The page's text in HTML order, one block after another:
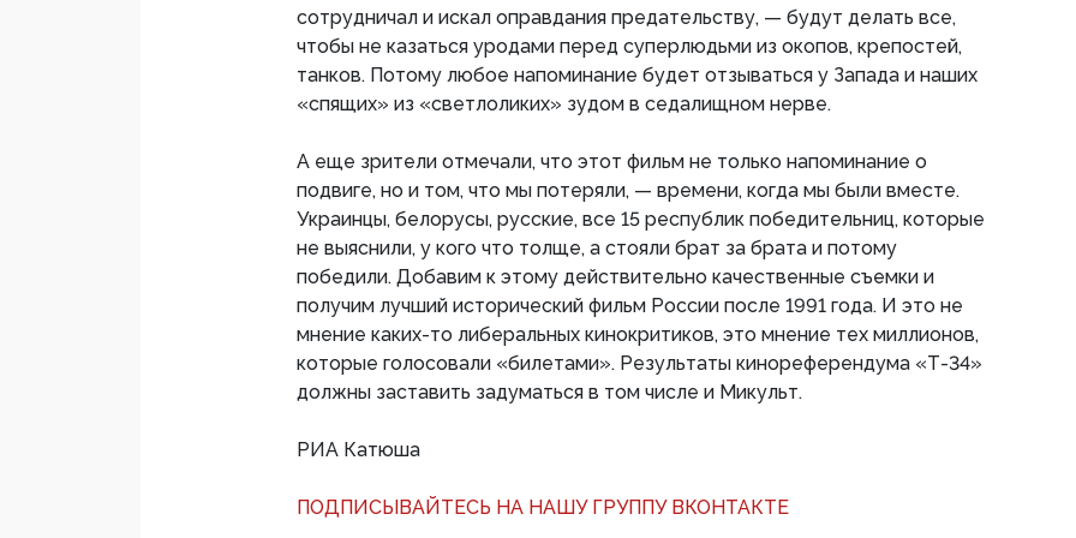
сотрудничал и искал оправдания предательству, — будут делать все,
чтобы не казаться уродами перед суперлюдьми из окопов, крепостей,
танков. Потому любое напоминание будет отзываться у Запада и наших
«спящих» из «светлоликих» зудом в седалищном нерве.
А еще зрители отмечали, что этот фильм не только напоминание о
подвиге, но и том, что мы потеряли, — времени, когда мы были вместе.
Украинцы, белорусы, русские, все 15 республик победительниц, которые
не выяснили, у кого что толще, а стояли брат за брата и потому
победили. Добавим к этому действительно качественные съемки и
получим лучший исторический фильм России после 1991 года. И это не
мнение каких-то либеральных кинокритиков, это мнение тех миллионов,
которые голосовали «билетами». Результаты кинореферендума «Т-34»
должны заставить задуматься в том числе и Микульт.
РИА Катюша
ПОДПИСЫВАЙТЕСЬ НА НАШУ ГРУППУ ВКОНТАКТЕ